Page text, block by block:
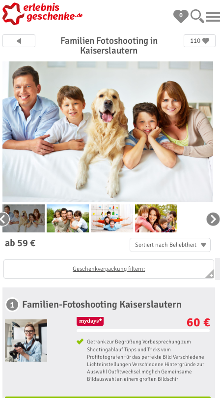
0
Familien Fotoshooting in
Kaiserslautern
110
ab 59 € Sortiert nach Beliebtheit
Geschenkverpackung filtern:
1 Familien-Fotoshooting Kaiserslautern
60 €
Getränk zur Begrüßung Vorbesprechung zum
Shootingablauf Tipps und Tricks vom
Profifotografen für das perfekte Bild Verschiedene
Lichteinstellungen Verschiedene Hintergründe zur
Auswahl Outfitwechsel möglich Gemeinsame
Bildauswahl an einem großen Bildschir